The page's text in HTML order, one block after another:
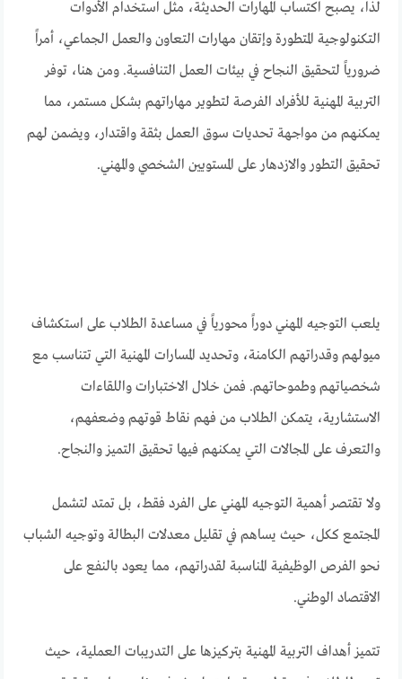
لذا، يصبح اكتساب المهارات الحديثة، مثل استخدام الأدوات
التكنولوجية المتطورة وإتقان مهارات التعاون والعمل الجماعي، أمراً
ضرورياً لتحقيق النجاح في بيئات العمل التنافسية. ومن هنا، توفر
التربية المهنية للأفراد الفرصة لتطوير مهاراتهم بشكل مستمر، مما
يمكنهم من مواجهة تحديات سوق العمل بثقة واقتدار، ويضمن لهم
تحقيق التطور والازدهار على المستويين الشخصي والمهني.
يلعب التوجيه المهني دوراً محورياً في مساعدة الطلاب على استكشاف
ميولهم وقدراتهم الكامنة، وتحديد المسارات المهنية التي تتناسب مع
شخصياتهم وطموحاتهم. فمن خلال الاختبارات واللقاءات
الاستشارية، يتمكن الطلاب من فهم نقاط قوتهم وضعفهم،
والتعرف على المجالات التي يمكنهم فيها تحقيق التميز والنجاح.
ولا تقتصر أهمية التوجيه المهني على الفرد فقط، بل تمتد لتشمل
المجتمع ككل، حيث يساهم في تقليل معدلات البطالة وتوجيه الشباب
نحو الفرص الوظيفية المناسبة لقدراتهم، مما يعود بالنفع على
الاقتصاد الوطني.
تتميز أهداف التربية المهنية بتركيزها على التدريبات العملية، حيث